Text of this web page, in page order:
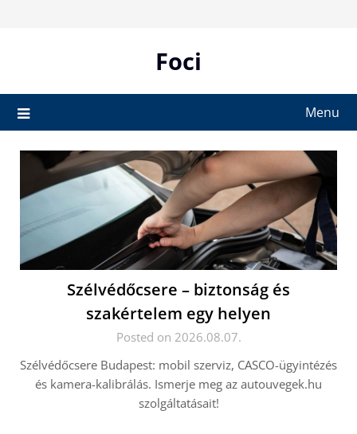
Foci
Menu
Szélvédőcsere – biztonság és
szakértelem egy helyen
Posted on 2026.08.07.
Szélvédőcsere Budapest: mobil szerviz, CASCO-ügyintézés
és kamera-kalibrálás. Ismerje meg az autouvegek.hu
szolgáltatásait!